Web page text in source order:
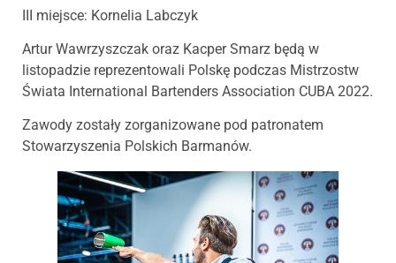
III miejsce: Kornelia Labczyk
Artur Wawrzyszczak oraz Kacper Smarz będą w
listopadzie reprezentowali Polskę podczas Mistrzostw
Świata International Bartenders Association CUBA 2022.
Zawody zostały zorganizowane pod patronatem
Stowarzyszenia Polskich Barmanów.